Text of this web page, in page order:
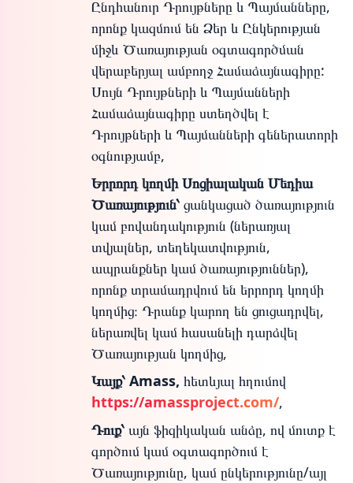
Ընդհանուր Դրույթները և Պայմանները,
որոնք կազմում են Ձեր և Ընկերության
միջև Ծառայության օգտագործման
վերաբերյալ ամբողջ Համաձայնագիրը:
Սույն Դրույթների և Պայմանների
Համաձայնագիրը ստեղծվել է
Դրույթների և Պայմանների գեներատորի
օգնությամբ,
Երրորդ կողմի Սոցիալական Մեդիա
Ծառայություն՝ ցանկացած ծառայություն
կամ բովանդակություն (ներառյալ
տվյալներ, տեղեկատվություն,
ապրանքներ կամ ծառայություններ),
որոնք տրամադրվում են երրորդ կողմի
կողմից։ Դրանք կարող են ցուցադրվել,
ներառվել կամ հասանելի դարձվել
Ծառայության կողմից,
Կայք՝ Amass, հետևյալ հղումով
https://amassproject.com/,
Դուք՝ այն ֆիզիկական անձը, ով մուտք է
գործում կամ օգտագործում է
Ծառայությունը, կամ ընկերությունը/այլ